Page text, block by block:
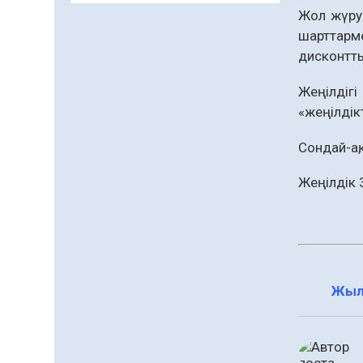
Жол жүру
Сондай-
Жеңілдік